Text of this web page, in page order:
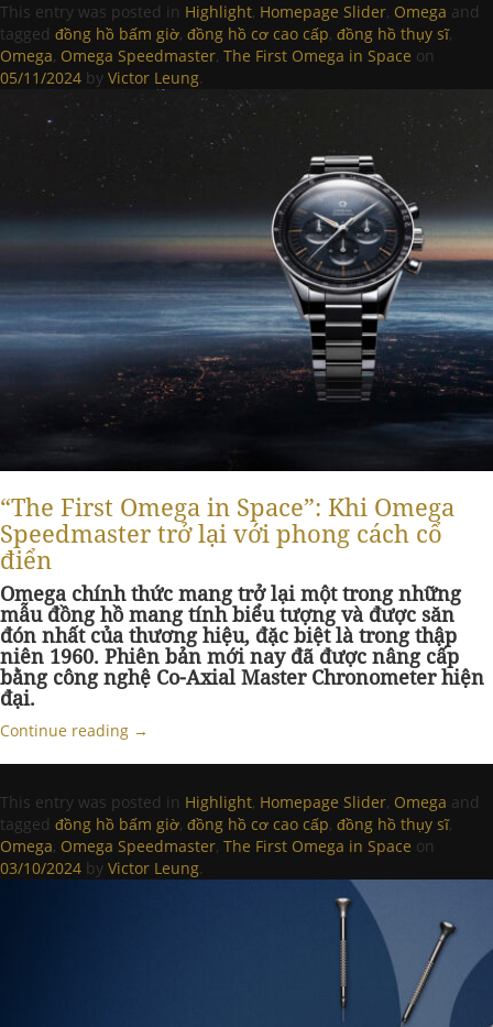
This entry was posted in Highlight, Homepage Slider, Omega and
tagged đồng hồ bấm giờ, đồng hồ cơ cao cấp, đồng hồ thụy sĩ,
Omega, Omega Speedmaster, The First Omega in Space on
05/11/2024 by Victor Leung.
“The First Omega in Space”: Khi Omega
Speedmaster trở lại với phong cách cổ
điển
Omega chính thức mang trở lại một trong những
mẫu đồng hồ mang tính biểu tượng và được săn
đón nhất của thương hiệu, đặc biệt là trong thập
niên 1960. Phiên bản mới nay đã được nâng cấp
bằng công nghệ Co-Axial Master Chronometer hiện
đại.
Continue reading →
This entry was posted in Highlight, Homepage Slider, Omega and
tagged đồng hồ bấm giờ, đồng hồ cơ cao cấp, đồng hồ thụy sĩ,
Omega, Omega Speedmaster, The First Omega in Space on
03/10/2024 by Victor Leung.